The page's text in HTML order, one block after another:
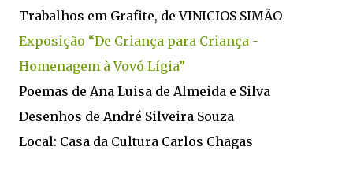
Trabalhos em Grafite, de VINICIOS SIMÃO
Exposição “De Criança para Criança -
Homenagem à Vovó Lígia”
Poemas de Ana Luisa de Almeida e Silva
Desenhos de André Silveira Souza
Local: Casa da Cultura Carlos Chagas